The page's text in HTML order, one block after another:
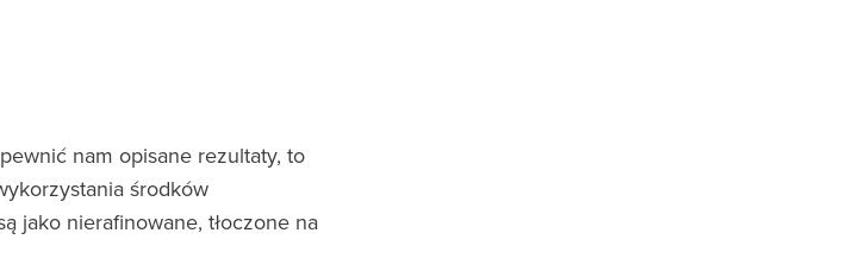
nam opisane rezultaty, to
środków
jako nierafinowane, tłoczone na